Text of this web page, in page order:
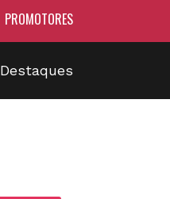
PROMOTORES
Destaques